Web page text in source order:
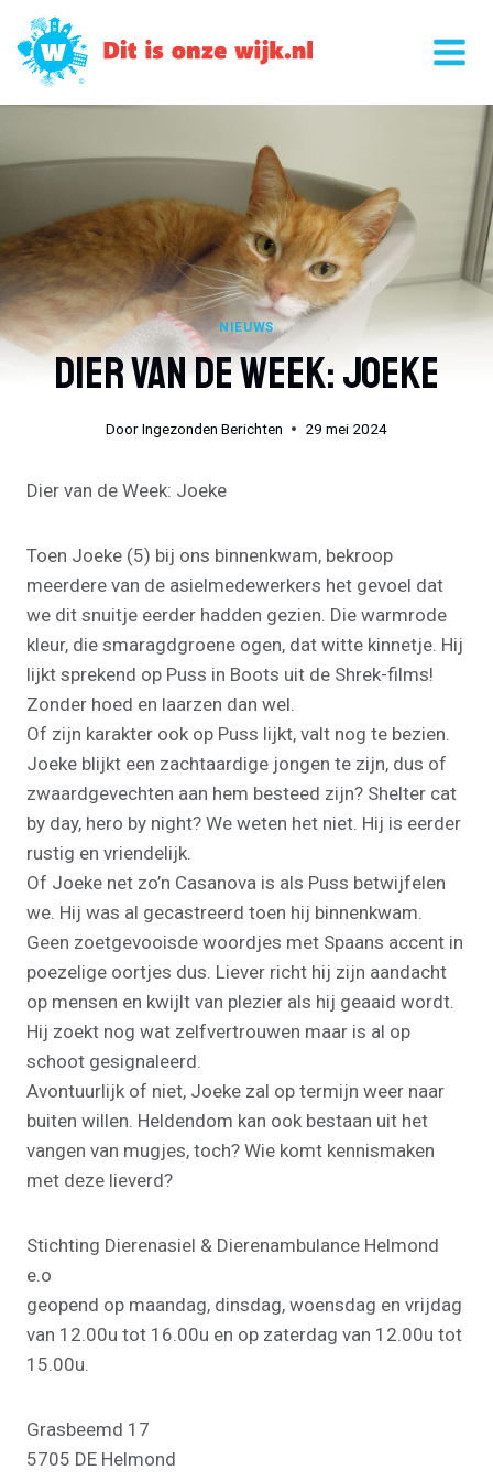
Doorgaan
naar
inhoud
NIEUWS
Dier Van De Week: Joeke
DoorIngezonden Berichten 29 mei 2024
Dier van de Week: Joeke
Toen Joeke (5) bij ons binnenkwam, bekroop
meerdere van de asielmedewerkers het gevoel dat
we dit snuitje eerder hadden gezien. Die warmrode
kleur, die smaragdgroene ogen, dat witte kinnetje. Hij
lijkt sprekend op Puss in Boots uit de Shrek-films!
Zonder hoed en laarzen dan wel.
Of zijn karakter ook op Puss lijkt, valt nog te bezien.
Joeke blijkt een zachtaardige jongen te zijn, dus of
zwaardgevechten aan hem besteed zijn? Shelter cat
by day, hero by night? We weten het niet. Hij is eerder
rustig en vriendelijk.
Of Joeke net zo’n Casanova is als Puss betwijfelen
we. Hij was al gecastreerd toen hij binnenkwam.
Geen zoetgevooisde woordjes met Spaans accent in
poezelige oortjes dus. Liever richt hij zijn aandacht
op mensen en kwijlt van plezier als hij geaaid wordt.
Hij zoekt nog wat zelfvertrouwen maar is al op
schoot gesignaleerd.
Avontuurlijk of niet, Joeke zal op termijn weer naar
buiten willen. Heldendom kan ook bestaan uit het
vangen van mugjes, toch? Wie komt kennismaken
met deze lieverd?
Stichting Dierenasiel & Dierenambulance Helmond
e.o
geopend op maandag, dinsdag, woensdag en vrijdag
van 12.00u tot 16.00u en op zaterdag van 12.00u tot
15.00u.
Grasbeemd 17
5705 DE Helmond